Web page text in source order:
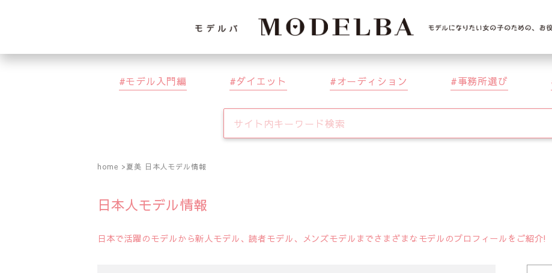
モデル入門編 ダイエット オーディション 事務所選び
home 夏美 日本人モデル情報
日本人モデル情報
日本で活躍のモデルから新人モデル、読者モデル、メンズモデルまでさまざまなモデルのプロフィールをご紹介!